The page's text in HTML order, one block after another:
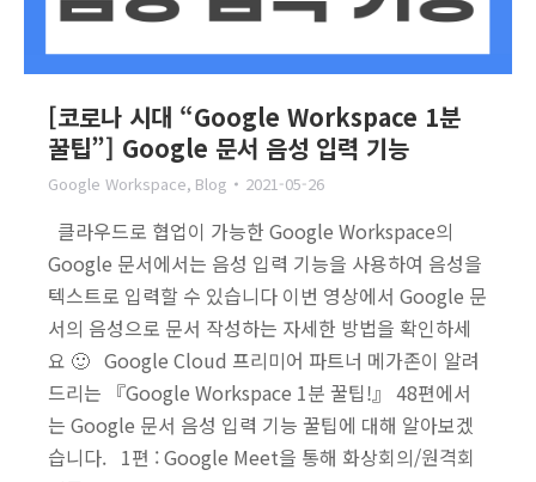
[코로나 시대 “Google Workspace 1분
꿀팁”] Google 문서 음성 입력 기능
Google Workspace, Blog 2021-05-26
클라우드로 협업이 가능한 Google Workspace의
Google 문서에서는 음성 입력 기능을 사용하여 음성을
텍스트로 입력할 수 있습니다 이번 영상에서 Google 문
서의 음성으로 문서 작성하는 자세한 방법을 확인하세
요 🙂 Google Cloud 프리미어 파트너 메가존이 알려
드리는 『Google Workspace 1분 꿀팁!』 48편에서
는 Google 문서 음성 입력 기능 꿀팁에 대해 알아보겠
습니다. 1편 : Google Meet을 통해 화상회의/원격회